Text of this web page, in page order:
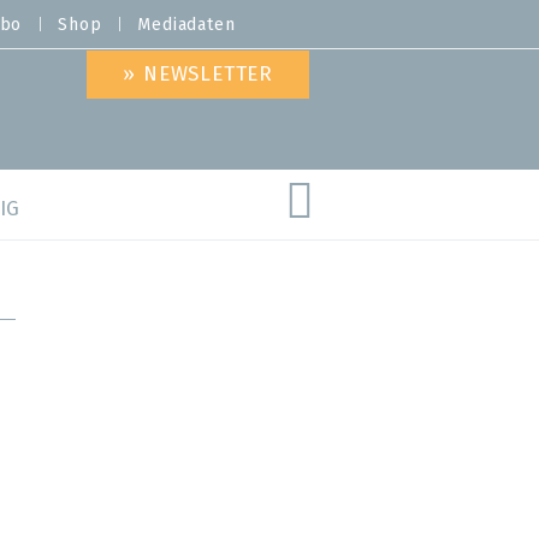
Shop Mediadaten
» NEWSLETTER